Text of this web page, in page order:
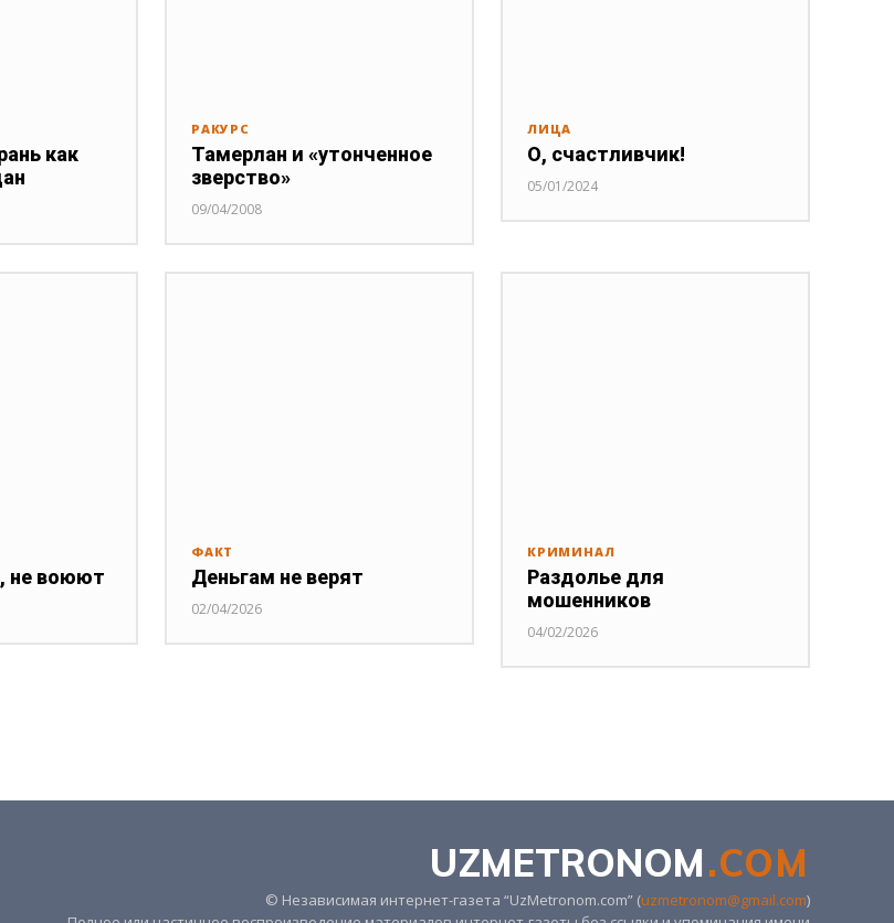
как
РАКУРС
Тамерлан и «утонченное
зверство»
09/04/2008
ЛИЦА
О, счастливчик!
05/01/2024
не воюют
ФАКТ
Деньгам не верят
02/04/2026
КРИМИНАЛ
Раздолье для
мошенников
04/02/2026
UZMETRONOM.COM
© Независимая интернет-газета “UzMetronom.com” (uzmetronom@gmail.com)